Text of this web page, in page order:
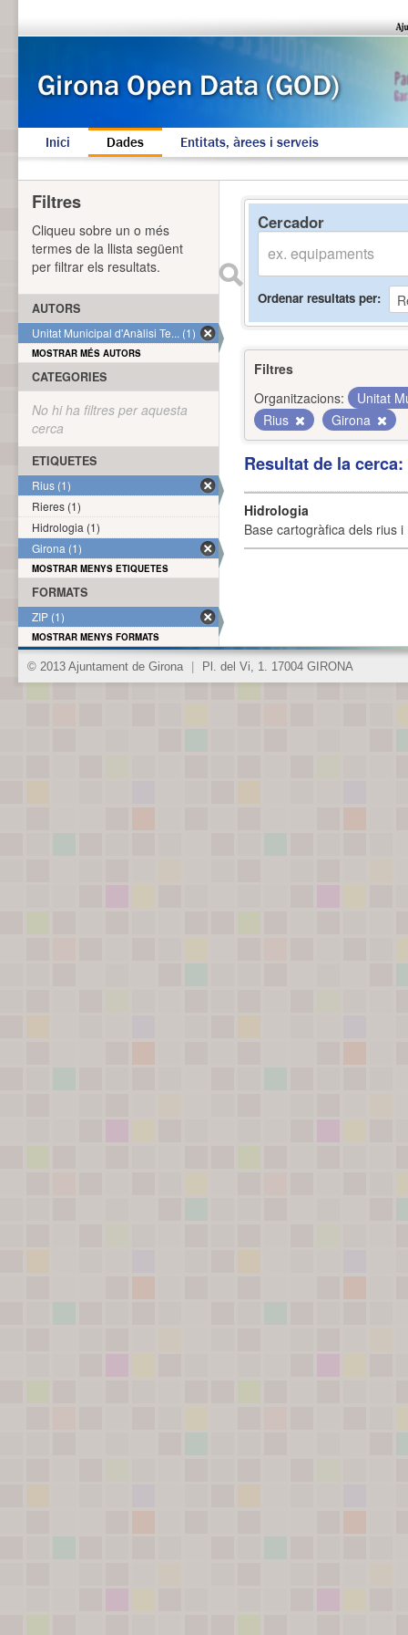
Inici Dades Entitats, àrees i serveis
Cercador
Ordenar resultats per
Filtres
Organitzacions:
Unitat
Rius
Girona
Resultat de la
Hidrologia
Base cartogràfica dels rius
Filtres
Cliqueu sobre un o més
termes de la llista següent
per filtrar els resultats.
AUTORS
Unitat Municipal d'Anàlisi Te... (1)
MOSTRAR MÉS AUTORS
CATEGORIES
No hi ha filtres per aquesta
cerca
ETIQUETES
Rius (1)
Rieres (1)
Hidrologia (1)
Girona (1)
MOSTRAR MENYS ETIQUETES
FORMATS
ZIP (1)
MOSTRAR MENYS FORMATS
© 2013 Ajuntament de Girona Pl. del Vi, 1. 17004 GIRONA